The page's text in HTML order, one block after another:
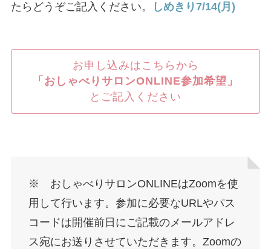
たらどうぞご記入ください。
しめきり7/14(月)
お申し込みはこちらから
「おしゃべりサロンONLINE参加希望」
とご記入ください
※ おしゃべりサロンONLINEはZoomを使
用して行います。参加に必要なURLやパス
コードは開催前日にご記載のメールアドレ
ス宛にお送りさせていただきます。Zoomの